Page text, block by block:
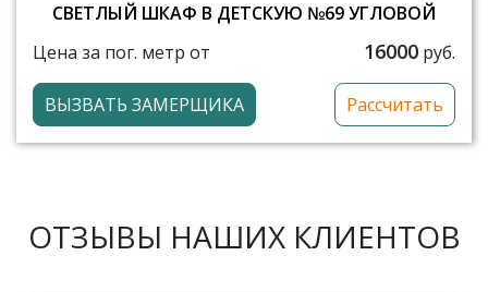
СВЕТЛЫЙ ШКАФ В ДЕТСКУЮ №69 УГЛОВОЙ
Цена за пог. метр от
16000 руб.
ВЫЗВАТЬ ЗАМЕРЩИКА Рассчитать
ОТЗЫВЫ НАШИХ КЛИЕНТОВ